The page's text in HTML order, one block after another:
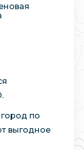
по
выгодное